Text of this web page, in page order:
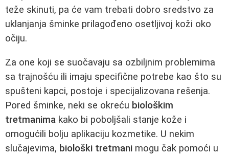
teže skinuti, pa će vam trebati dobro sredstvo za
uklanjanja šminke prilagođeno osetljivoj koži oko
očiju.
Za one koji se suočavaju sa ozbiljnim problemima
sa trajnošću ili imaju specifične potrebe kao što su
spušteni kapci, postoje i specijalizovana rešenja.
Pored šminke, neki se okreću biološkim
tretmanima kako bi poboljšali stanje kože i
omogućili bolju aplikaciju kozmetike. U nekim
slučajevima, biološki tretmani mogu čak pomoći u